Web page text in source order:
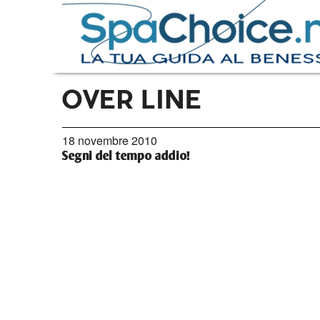
OVER LINE
18 novembre 2010
Segni del tempo addio!